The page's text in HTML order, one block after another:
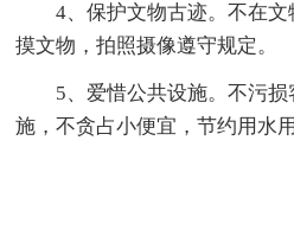
4、保护文物古迹。不在
摸文物，拍照摄像遵守规定。
5、爱惜公共设施。不污
施，不贪占小便宜，节约用水